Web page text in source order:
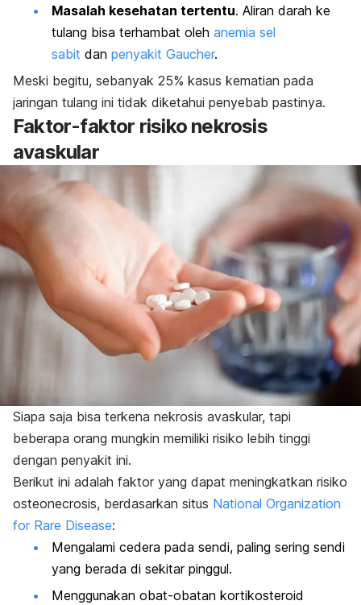
Masalah kesehatan tertentu. Aliran darah ke
tulang bisa terhambat oleh anemia sel
sabit dan penyakit Gaucher.
Meski begitu, sebanyak 25% kasus kematian pada
jaringan tulang ini tidak diketahui penyebab pastinya.
Faktor-faktor risiko nekrosis
avaskular
Siapa saja bisa terkena nekrosis avaskular, tapi
beberapa orang mungkin memiliki risiko lebih tinggi
dengan penyakit ini.
Berikut ini adalah faktor yang dapat meningkatkan risiko
osteonecrosis, berdasarkan situs National Organization
for Rare Disease:
Mengalami cedera pada sendi, paling sering sendi
yang berada di sekitar pinggul.
Menggunakan obat-obatan kortikosteroid